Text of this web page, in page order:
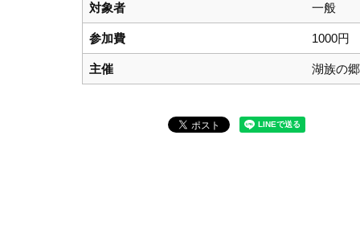
対象者 一般
参加費 1000円
主催 湖族の郷